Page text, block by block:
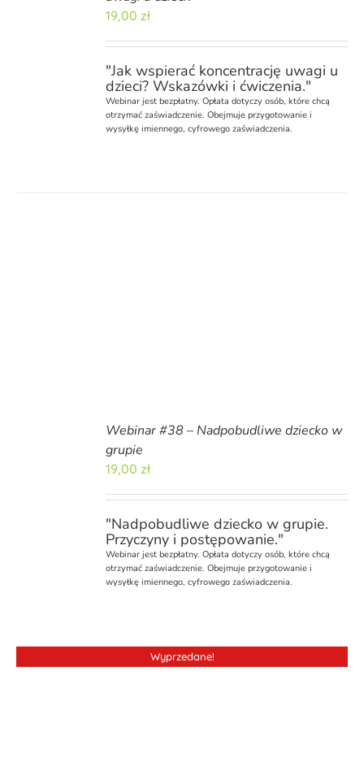
19,00 zł
"Jak wspierać koncentrację uwagi u
dzieci? Wskazówki i ćwiczenia."
Webinarjest bezpłatny. Opłata dotyczy osób, które chcą
otrzymać zaświadczenie. Obejmuje przygotowanie i
wysyłkę imiennego, cyfrowego zaświadczenia.
Webinar #38 – Nadpobudliwe dziecko w
grupie
19,00 zł
"Nadpobudliwe dziecko w grupie.
Przyczyny i postępowanie."
Webinar jest bezpłatny. Opłata dotyczy osób, które chcą
otrzymać zaświadczenie. Obejmuje przygotowanie i
wysyłkę imiennego, cyfrowego zaświadczenia.
Wyprzedane!